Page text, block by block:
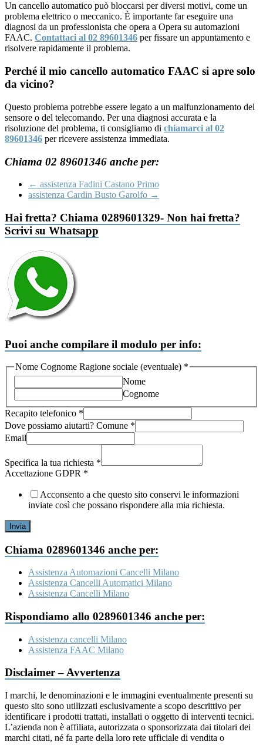
Un cancello automatico può bloccarsi per diversi motivi, come un
problema elettrico o meccanico. È importante far eseguire una
diagnosi da un professionista che opera a Opera su automazioni
FAAC. Contattaci al 02 89601346 per fissare un appuntamento e
risolvere rapidamente il problema.
Perché il mio cancello automatico FAAC si apre solo
da vicino?
Questo problema potrebbe essere legato a un malfunzionamento del
sensore o del telecomando. Per una diagnosi accurata e la
risoluzione del problema, ti consigliamo di chiamarci al 02
89601346 per ricevere assistenza immediata.
Chiama 02 89601346 anche per:
← assistenza Fadini Castano Primo
assistenza Cardin Busto Garolfo →
Hai fretta? Chiama 0289601329- Non hai fretta?
Scrivi su Whatsapp
Puoi anche compilare il modulo per info:
Nome
Cognome
Recapito
Nome Cognome Ragione sociale (eventuale) *
Nome
Cognome
Recapito telefonico *
Dove possiamo aiutarti? Comune *
Email
Specifica la tua richiesta *
Accettazione GDPR *
Acconsento a che questo sito conservi le informazioni
inviate così che possano rispondere alla mia richiesta.
Invia
Chiama 0289601346 anche per:
Assistenza Automazioni Cancelli Milano
Assistenza Cancelli Automatici Milano
Assistenza Cancelli Milano
Rispondiamo allo 0289601346 anche per:
Assistenza cancelli Milano
Assistenza FAAC Milano
Disclaimer – Avvertenza
I marchi, le denominazioni e le immagini eventualmente presenti su
questo sito sono utilizzati esclusivamente a scopo descrittivo per
identificare i prodotti trattati, installati o oggetto di interventi tecnici.
L’azienda non è affiliata, autorizzata o sponsorizzata dai titolari dei
marchi citati, né fa parte della loro rete ufficiale di vendita o